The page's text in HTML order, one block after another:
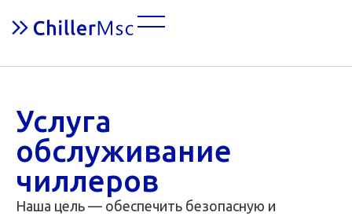
Услуга
обслуживание
чиллеров
Наша цель — обеспечить безопасную и